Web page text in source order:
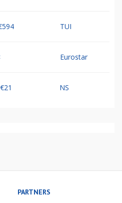
TUI
Eurostar
NS
PARTNERS